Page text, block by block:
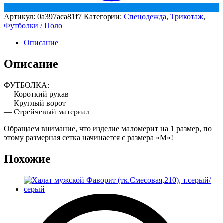
Артикул: 0a397aca81f7 Категории: Спецодежда, Трикотаж,
Футболки / Поло
Описание
Описание
ФУТБОЛКА:
— Короткий рукав
— Круглый ворот
— Стрейчевый материал
Обращаем внимание, что изделие маломерит на 1 размер, по
этому размерная сетка начинается с размера «М»!
Похожие